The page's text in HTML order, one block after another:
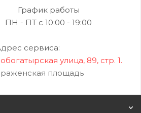
График работы
ПН - ПТ с 10:00 - 19:00
сервиса:
улица, 89, стр. 1.
площадь